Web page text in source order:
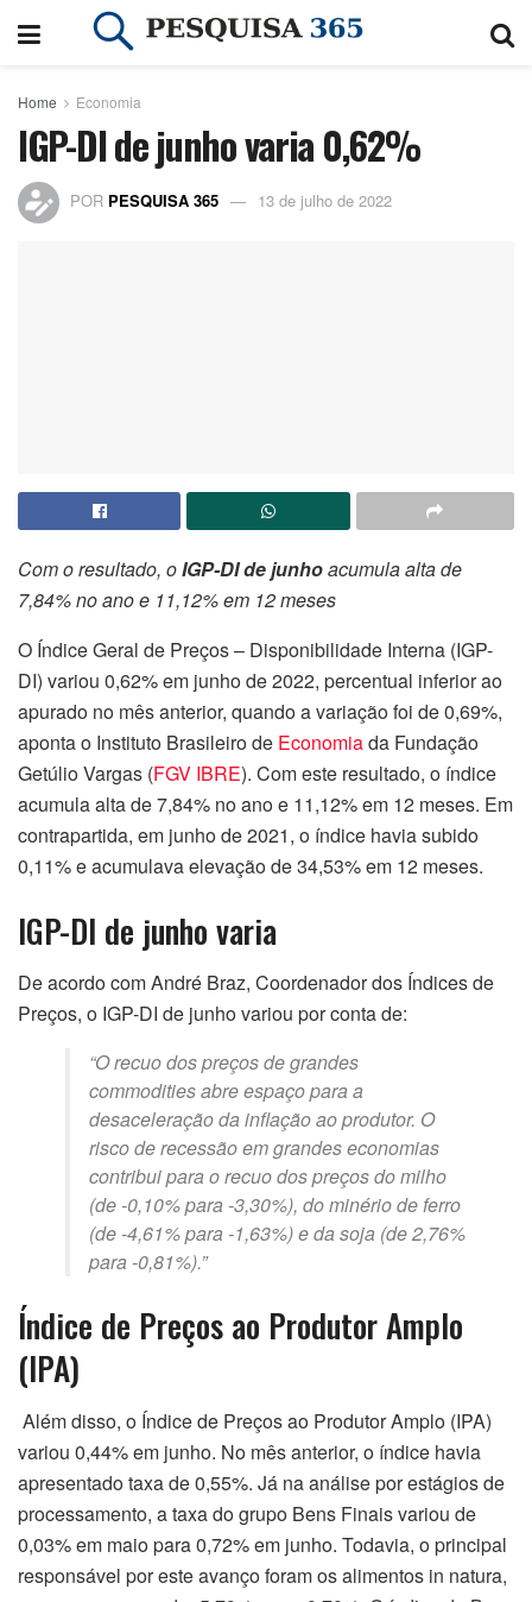
Home Economia
IGP-DI de junho varia 0,62%
POR PESQUISA 365 13 de julho de 2022
Com o resultado, oIGP-DI de junhoacumula alta de
7,84% no ano e 11,12% em 12 meses
O Índice Geral de Preços – Disponibilidade Interna (IGP-
DI) variou 0,62% em junho de 2022, percentual inferior ao
apurado no mês anterior, quando a variação foi de 0,69%,
aponta o Instituto Brasileiro de Economiada Fundação
Getúlio Vargas (FGV IBRE). Com este resultado, o índice
acumula alta de 7,84% no ano e 11,12% em 12 meses. Em
contrapartida, em junho de 2021, o índice havia subido
0,11% e acumulava elevação de 34,53% em 12 meses.
IGP-DI de junho varia
De acordo com André Braz, Coordenador dos Índices de
Preços, o IGP-DI de junho variou por conta de:
“O recuo dos preços de grandes
commodities abre espaço para a
desaceleração da inflação ao produtor. O
risco de recessão em grandes economias
contribui para o recuo dos preços do milho
(de -0,10% para -3,30%), do minério de ferro
(de -4,61% para -1,63%) e da soja (de 2,76%
para -0,81%).”
Índice de Preços ao Produtor Amplo
(IPA)
Além disso, o Índice de Preços ao Produtor Amplo (IPA)
variou 0,44% em junho. No mês anterior, o índice havia
apresentado taxa de 0,55%. Já na análise por estágios de
processamento, a taxa do grupo Bens Finais variou de
0,03% em maio para 0,72% em junho. Todavia, o principal
responsável por este avanço foram os alimentos in natura,